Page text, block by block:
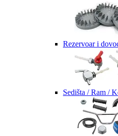
Rezervoar i
Sedišta / Ram /